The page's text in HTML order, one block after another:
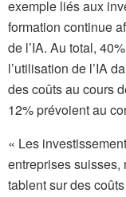
exemple liés aux
formation continue
de l’IA. Au total,
l’utilisation de l’IA
des coûts au cours
12% prévoient au
« Les
entreprises suisses,
tablent sur des